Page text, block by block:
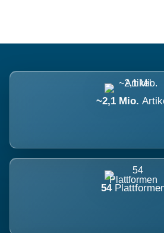
~2,1 Mio.
54